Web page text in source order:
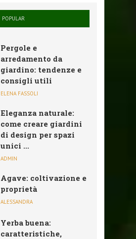
POPULAR
Pergole e
arredamento da
giardino: tendenze e
consigli utili
ELENA FASSOLI
Eleganza naturale:
come creare giardini
di design per spazi
unici ...
ADMIN
Agave: coltivazione e
proprietà
ALESSANDRA
Yerba buena:
caratteristiche,